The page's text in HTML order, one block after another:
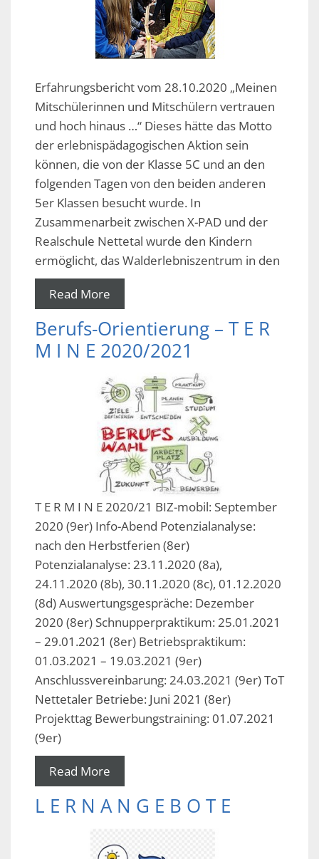
Erfahrungsbericht vom 28.10.2020 „Meinen
Mitschülerinnen und Mitschülern vertrauen
und hoch hinaus …“ Dieses hätte das Motto
der erlebnispädagogischen Aktion sein
können, die von der Klasse 5C und an den
folgenden Tagen von den beiden anderen
5er Klassen besucht wurde. In
Zusammenarbeit zwischen X-PAD und der
Realschule Nettetal wurde den Kindern
ermöglicht, das Walderlebniszentrum in den
Read More
Berufs-Orientierung – T E R
M I N E 2020/2021
T E R M I N E 2020/21 BIZ-mobil: September
2020 (9er) Info-Abend Potenzialanalyse:
nach den Herbstferien (8er)
Potenzialanalyse: 23.11.2020 (8a),
24.11.2020 (8b), 30.11.2020 (8c), 01.12.2020
(8d) Auswertungsgespräche: Dezember
2020 (8er) Schnupperpraktikum: 25.01.2021
– 29.01.2021 (8er) Betriebspraktikum:
01.03.2021 – 19.03.2021 (9er)
Anschlussvereinbarung: 24.03.2021 (9er) ToT
Nettetaler Betriebe: Juni 2021 (8er)
Projekttag Bewerbungstraining: 01.07.2021
(9er)
Read More
L E R N A N G E B O T E